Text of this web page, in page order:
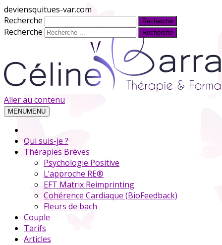
deviensquitues-var.com
Recherche
Recherche
Aller au contenu
MENUMENU
Qui suis-je ?
Thérapies Brèves
Psychologie Positive
L’approche RE®
EFT Matrix Reimprinting
Cohérence Cardiaque (BioFeedback)
Fleurs de bach
Couple
Tarifs
Articles